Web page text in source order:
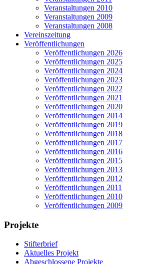
Veranstaltungen 2010
Veranstaltungen 2009
Veranstaltungen 2008
Vereinszeitung
Veröffentlichungen
Veröffentlichungen 2026
Veröffentlichungen 2025
Veröffentlichungen 2024
Veröffentlichungen 2023
Veröffentlichungen 2022
Veröffentlichungen 2021
Veröffentlichungen 2020
Veröffentlichungen 2014
Veröffentlichungen 2019
Veröffentlichungen 2018
Veröffentlichungen 2017
Veröffentlichungen 2016
Veröffentlichungen 2015
Veröffentlichungen 2013
Veröffentlichungen 2012
Veröffentlichungen 2011
Veröffentlichungen 2010
Veröffentlichungen 2009
Projekte
Stifterbrief
Aktuelles Projekt
Abgeschlossene Projekte